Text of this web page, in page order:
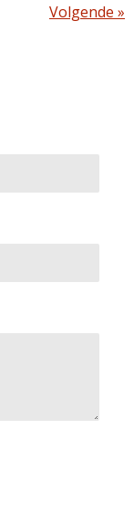
Volgende »